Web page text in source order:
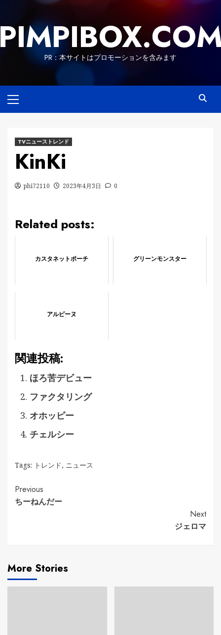
content
PR：本サイトはプロモーションを含みます
Menu
TVニューストレンド
KinKi
phi72110 2023年4月3日 0
Related posts:
カスタネットポーチ グリーンモンスター
アルピーヌ
関連投稿:
ほろ苦デビュー
ファクタリング
オホッピー
チェルシー
Tags: トレンド, ニュース
Continue
Reading
Previous
ちーねんだー
Next
ジェロマ
More Stories